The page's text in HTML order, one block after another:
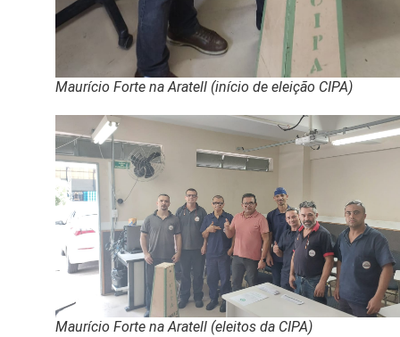
Maurício Forte na Aratell (início de eleição CIPA)
Maurício Forte na Aratell (eleitos da CIPA)